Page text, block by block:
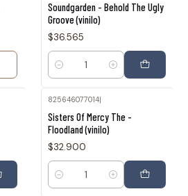
Soundgarden - Behold The Ugly
Groove (vinilo)
$36.565
Cantidad
825646077014|
Sisters Of Mercy The -
Floodland (vinilo)
$32.900
Cantidad